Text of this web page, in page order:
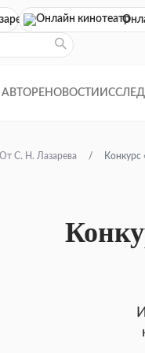
НОВОСТИ
От С. Н. Лазарева Конкурс